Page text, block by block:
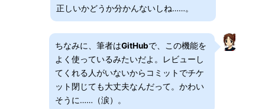
正しいかどうか分かんないしね……。
ちなみに、筆者はGitHubで、この機能を
よく使っているみたいだよ。レビューし
てくれる人がいないからコミットでチケ
ット閉じても大丈夫なんだって。かわい
そうに……（涙）。